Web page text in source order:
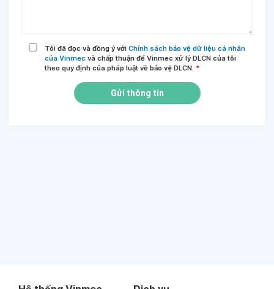
Tôi đã đọc và đồng ý với Chính sách bảo vệ dữ liệu cá nhân
của Vinmec và chấp thuận để Vinmec xử lý DLCN của tôi
theo quy định của pháp luật về bảo vệ DLCN. *
Gửi thông tin